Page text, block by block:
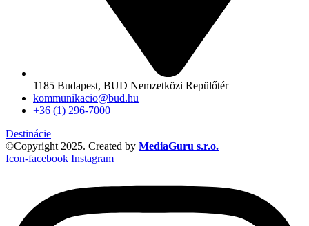
1185 Budapest, BUD Nemzetközi Repülőtér
kommunikacio@bud.hu
+36 (1) 296-7000
Destinácie
©Copyright 2025. Created by MediaGuru s.r.o.
Icon-facebook Instagram